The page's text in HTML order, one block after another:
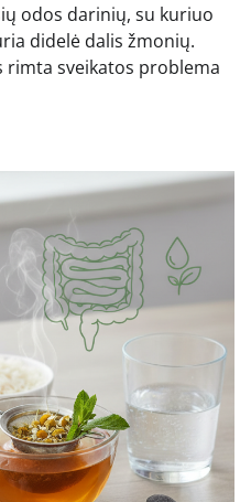
odos darinių, su kuriuo
didelė dalis žmonių.
rimta sveikatos problema